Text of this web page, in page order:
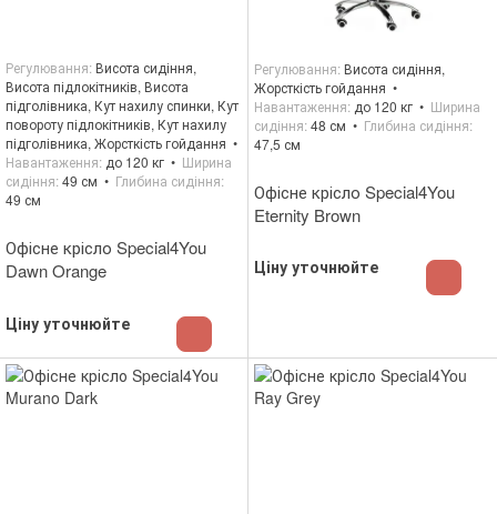
Офісне крісло Special4You
Dawn Orange
Ціну уточнюйте
Регулювання Висота сидіння,
Висота підлокітників, Висота
підголівника, Кут нахилу спинки, Кут
повороту підлокітників, Кут нахилу
підголівника, Жорсткість гойдання
Навантаження до 120 кг
Ширина
сидіння 49 см
Глибина сидіння
49 см
Офісне крісло Special4You
Eternity Brown
Ціну уточнюйте
Регулювання Висота сидіння,
Жорсткість гойдання
Навантаження до 120 кг
Ширина
сидіння 48 см
Глибина сидіння
47,5 см